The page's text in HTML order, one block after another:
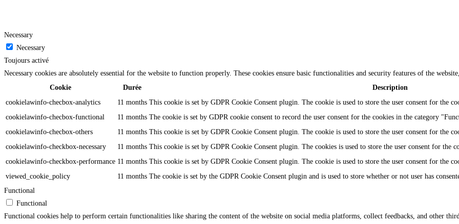
Necessary
Necessary
Toujours activé
Necessary cookies are absolutely essential for the website to function properly. These cookies ensure basic functionalities and security features of the
Cookie
Durée
Description
cookielawinfo-checbox-analytics
11 months This cookie is set by GDPR Cookie Consent plugin. The cookie is used to store the user consent for the
cookielawinfo-checbox-functional
11 months The cookie is set by GDPR cookie consent to record the user consent for the cookies in the category
cookielawinfo-checbox-others
11 months This cookie is set by GDPR Cookie Consent plugin. The cookie is used to store the user consent for the
cookielawinfo-checkbox-necessary
11 months This cookie is set by GDPR Cookie Consent plugin. The cookies is used to store the user consent for the
cookielawinfo-checkbox-performance 11 months This cookie is set by GDPR Cookie Consent plugin. The cookie is used to store the user consent for the
viewed_cookie_policy
11 months The cookie is set by the GDPR Cookie Consent plugin and is used to store whether or not user has
Functional
Functional
Functional cookies help to perform certain functionalities like sharing the content of the website on social media platforms, collect feedbacks, and other